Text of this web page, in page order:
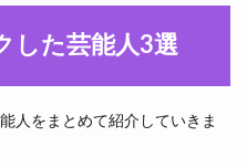
した芸能人3選
人をまとめて紹介していきま